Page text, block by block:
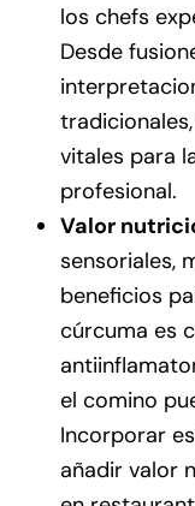
los chefs
Desde
vitales para
profesional.
Valor
sensoriales,
beneficios
cúrcuma es
el comino
Incorporar
añadir valor